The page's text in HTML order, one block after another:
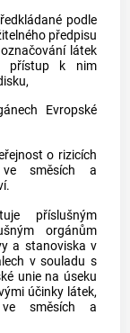
podle
předpisu
látek
přístup k nim
Evropské
o rizicích
směsích a
příslušným
orgánům
a stanoviska v
v souladu s
unie na úseku
účinky látek,
směsích a